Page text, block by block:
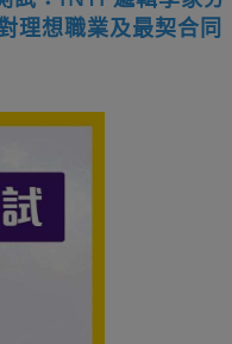
理想職業及最契合同